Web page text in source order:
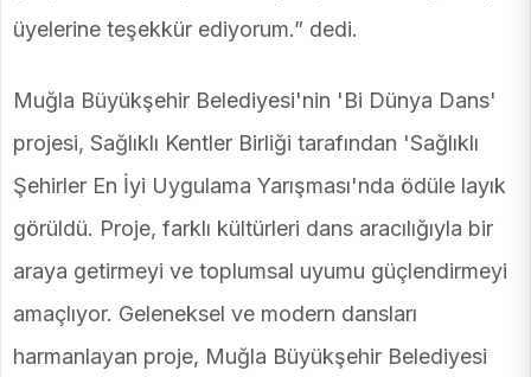
üyelerine teşekkür ediyorum.” dedi.
Muğla Büyükşehir Belediyesi'nin 'Bi Dünya Dans'
projesi, Sağlıklı Kentler Birliği tarafından 'Sağlıklı
Şehirler En İyi Uygulama Yarışması'nda ödüle layık
görüldü. Proje, farklı kültürleri dans aracılığıyla bir
araya getirmeyi ve toplumsal uyumu güçlendirmeyi
amaçlıyor. Geleneksel ve modern dansları
harmanlayan proje, Muğla Büyükşehir Belediyesi